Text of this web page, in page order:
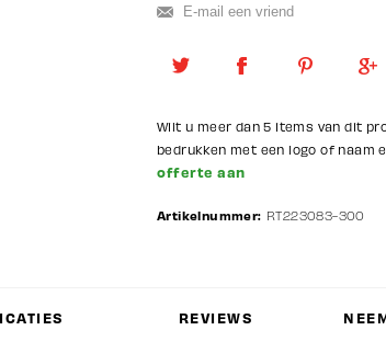
Wilt u meer dan 5 items van dit
bedrukken met een logo of naam
offerte aan
Artikelnummer: RT223083-300
REVIEWS